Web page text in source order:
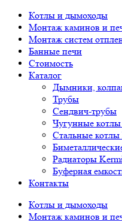
Котлы и дымоходы
Монтаж каминов и
Монтаж систем
Банные печи
Стоимость
Каталог
Дымники,
Трубы
Сендвич-трубы
Чугунные котлы
Стальные
Радиаторы
Буферная
Контакты
Котлы и дымоходы
Монтаж каминов и